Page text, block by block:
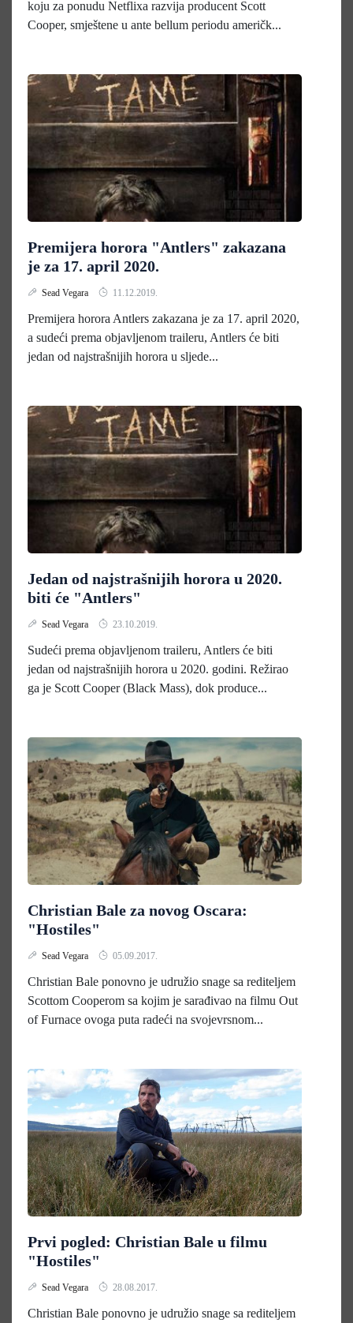
koju za ponudu Netflixa razvija producent Scott
Cooper, smještene u ante bellum periodu američk...
Premijera horora "Antlers" zakazana
je za 17. april 2020.
Sead Vegara 11.12.2019.
Premijera horora Antlers zakazana je za 17. april 2020,
a sudeći prema objavljenom traileru, Antlers će biti
jedan od najstrašnijih horora u sljede...
Jedan od najstrašnijih horora u 2020.
biti će "Antlers"
Sead Vegara 23.10.2019.
Sudeći prema objavljenom traileru, Antlers će biti
jedan od najstrašnijih horora u 2020. godini. Režirao
ga je Scott Cooper (Black Mass), dok produce...
Christian Bale za novog Oscara:
"Hostiles"
Sead Vegara 05.09.2017.
Christian Bale ponovno je udružio snage sa rediteljem
Scottom Cooperom sa kojim je sarađivao na filmu Out
of Furnace ovoga puta radeći na svojevrsnom...
Prvi pogled: Christian Bale u filmu
"Hostiles"
Sead Vegara 28.08.2017.
Christian Bale ponovno je udružio snage sa rediteljem